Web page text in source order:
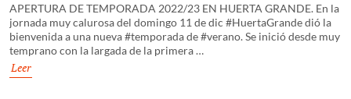
APERTURA DE TEMPORADA 2022/23 EN HUERTA GRANDE. En la
jornada muy calurosa del domingo 11 de dic #HuertaGrande dió la
bienvenida a una nueva #temporada de #verano. Se inició desde muy
temprano con la largada de la primera …
Leer